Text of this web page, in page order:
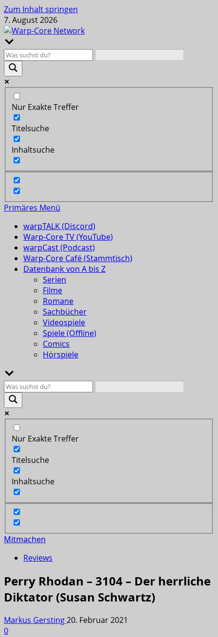
Zum Inhalt springen
7. August 2026
Nur Exakte Treffer
Titelsuche
Inhaltsuche
Primäres Menü
warpTALK (Discord)
Warp-Core TV (YouTube)
warpCast (Podcast)
Warp-Core Café (Stammtisch)
Datenbank von A bis Z
Serien
Filme
Romane
Sachbücher
Videospiele
Spiele (Offline)
Comics
Hörspiele
Nur Exakte Treffer
Titelsuche
Inhaltsuche
Mitmachen
Reviews
Perry Rhodan – 3104 – Der herrliche
Diktator (Susan Schwartz)
Markus Gersting20. Februar 2021
0